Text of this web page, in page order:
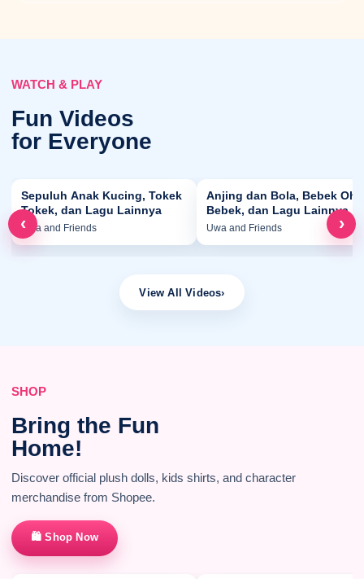
WATCH & PLAY
Fun Videos
for Everyone
‹
Sepuluh Anak Kucing, Tokek
Tokek, dan Lagu Lainnya
Uwa and Friends
Anjing dan Bola, Bebek Oh
Bebek, dan Lagu Lainnya
Uwa and Friends ›
View All Videos›
SHOP
Bring the Fun
Home!
Discover official plush dolls, kids shirts, and character
merchandise from Shopee.
🛍 Shop Now